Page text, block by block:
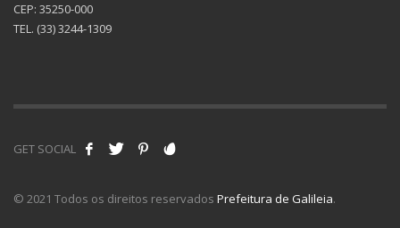
CEP: 35250-000
TEL. (33) 3244-1309
GET SOCIAL
© 2021 Todos os direitos reservados Prefeitura de Galileia.